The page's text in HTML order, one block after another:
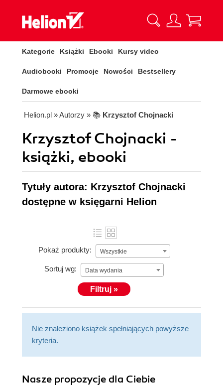
Kategorie Książki Ebooki Kursy video
Audiobooki Promocje Nowości Bestsellery
Darmowe ebooki
Helion.pl » Autorzy » 📚 Krzysztof Chojnacki
Krzysztof Chojnacki -
książki, ebooki
Tytuły autora: Krzysztof Chojnacki
dostępne w księgarni Helion
Pokaż produkty: Wszystkie
Sortuj wg: Data wydania
Filtruj »
Nie znaleziono książek spełniających powyższe
kryteria.
Nasze propozycje dla Ciebie